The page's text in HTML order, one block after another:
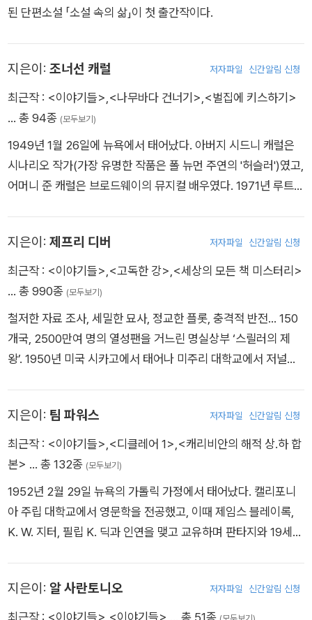
된 단편소설 「소설 속의 삶」이 첫 출간작이다.
지은이: 조너선 캐럴 저자파일 신간알림 신청
최근작 : <이야기들> <나무바다 건너기> <벌집에 키스하기>
… 총 94종 (모두보기)
1949년 1월 26일에 뉴욕에서 태어났다. 아버지 시드니 캐럴은
시나리오 작가(가장 유명한 작품은 폴 뉴먼 주연의 '허슬러')였고,
어머니 준 캐럴은 브로드웨이의 뮤지컬 배우였다. 1971년 루트거
리우드에서 영화 시나리오 작업을 했던 2년간을 제외하면 계속
해서 그곳에 머물며 영어를 가르쳤다. 1988년 전업 작가가 되었
다. 국내 출간작으로는 <웃음의 나라>, <벌집에 키스하기>, <
지은이: 제프리 디버 저자파일 신간알림 신청
최근작 : <이야기들> <고독한 강> <세상의 모든 책 미스터리>
… 총 990종 (모두보기)
철저한 자료 조사, 세밀한 묘사, 정교한 플롯, 충격적 반전… 150
개국, 2500만여 명의 열성팬을 거느린 명실상부 ‘스릴러의 제
왕’. 1950년 미국 시카고에서 태어나 미주리 대학교에서 저널리
작을 했고, 마흔 살 가까운 나이에 작가로 데뷔한다. 1990년에는
잘나가던 변호사 생활을 청산하고 전업 작가의 길을 선택, ‘룬Ru
ne’ 삼부작 등을 선보이며 차근차근 명성을 쌓아간 끝에 1997년
돋움한다. 디버의 화려한 수상경력 또한 작가로서의 재능을 증명
한다. 에드거상, 앤서니상, 검슈상 등 장르소설 대표 문학상에 수
차례 노미네이트되었고, 이언플레밍대거상과 단편문학상 수상은
물론, 엘러리퀸 독자상을 세 차례 수상했다. 《소녀의 무덤》을 비
롯한 다수의 작품이 할리우드에서 영화화되었고 출간하는 작품
지은이: 팀 파워스 저자파일 신간알림 신청
최근작 : <이야기들> <디클레어 1> <캐리비안의 해적 상.하 합
본> … 총 132종 (모두보기)
1952년 2월 29일 뉴욕의 가톨릭 가정에서 태어났다. 캘리포니
아 주립 대학교에서 영문학을 전공했고, 이때 제임스 블레이록,
K. W. 지터, 필립 K. 딕과 인연을 맺고 교유하며 판타지와 19세기
k에 빗대어 증기 기관의 시대이던 19세기를 주무대로 하는 자신
의 문학을 스팀펑크steampunk라 명명한 그는 1983년 발표한
지은이: 알 사란토니오 저자파일 신간알림 신청
최근작 : <이야기들> <이야기들> … 총 51종